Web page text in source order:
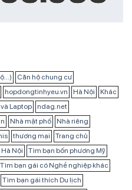
Căn hộ chung cư
hopdongtinhyeu.vn Hà Nội
Khác
Laptop
ndag.net
Nhà mặt phố
Nhà riêng
thương mại
Trang chủ
Nội
Tìm bạn bốn phương Mỹ
Tìm bạn gái có Nghề nghiệp khác
Tìm bạn gái thích Du lịch